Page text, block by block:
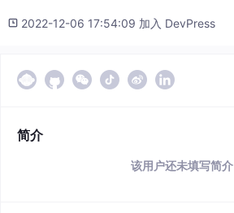
2022-12-06 17:54:09 加入 DevPress
简介
该用户还未填写简介